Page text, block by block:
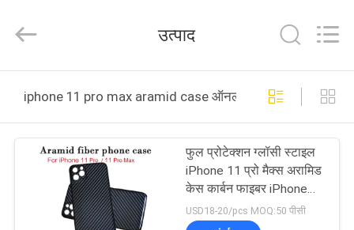
उत्पादों
Technology
Rights
उत्पाद
iphone 11 pro max aramid case ऑनलाइन निर्माण
फुल प्रोटेक्शन ग्लॉसी स्टाइल
iPhone 11 प्रो मैक्स अरामिड
केस कार्बन फाइबर iPhone
केस
USD18-20/pcs MOQ:50 पीसी